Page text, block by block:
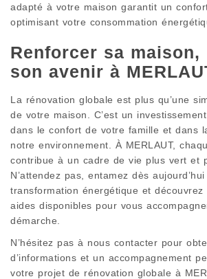
adapté à votre maison garantit un
optimisant votre consommation
Renforcer sa maison,
son avenir à
La rénovation globale est plus qu’une
de votre maison. C’est un
dans le confort de votre famille et dans
notre environnement. À MERLAUT,
contribue à un cadre de vie plus vert et
N’attendez pas, entamez dès
transformation énergétique et découvrez
aides disponibles pour vous
démarche.
N’hésitez pas à nous contacter pour
d’informations et un accompagnement
votre projet de rénovation globale à